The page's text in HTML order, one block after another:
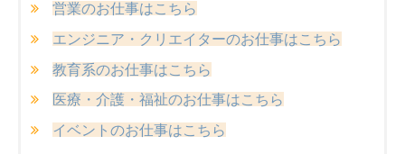
営業のお仕事はこちら
エンジニア・クリエイターのお仕事はこちら
教育系のお仕事はこちら
医療・介護・福祉のお仕事はこちら
イベントのお仕事はこちら